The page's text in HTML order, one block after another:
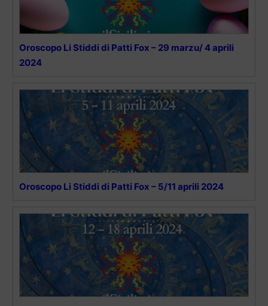
Oroscopo Li Stiddi di Patti Fox – 29 marzu/ 4 aprili
2024
Oroscopo Li Stiddi di Patti Fox – 5/11 aprili 2024